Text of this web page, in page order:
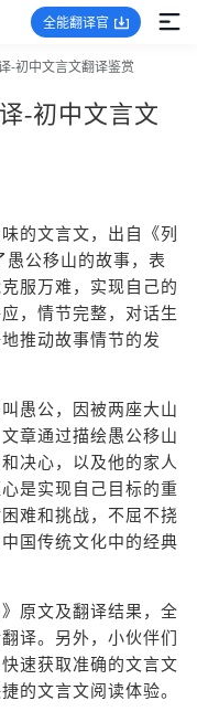
全能翻译官
-初中文言文翻译鉴赏
-初中文言文
的文言文，出自《列
愚公移山的故事，表
服万难，实现自己的
，情节完整，对话生
推动故事情节的发
愚公，因被两座大山
章通过描绘愚公移山
决心，以及他的家人
是实现自己目标的重
难和挑战，不屈不挠
国传统文化中的经典
原文及翻译结果，全
译。另外，小伙伴们
快速获取准确的文言文
的文言文阅读体验。